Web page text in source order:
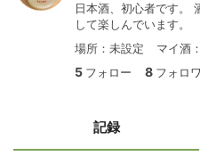
日本酒、初心者です。
して楽しんでいます。
場所：未設定
マイ酒：
5 フォロー 8 フォロ
記録